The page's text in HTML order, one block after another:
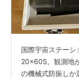
国際宇宙ステーシ
20×60S。観測地
の機械式防振しか